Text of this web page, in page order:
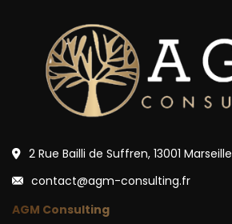
2 Rue Bailli de Suffren, 13001 Marseille
contact@agm-consulting.fr
AGM Consulting